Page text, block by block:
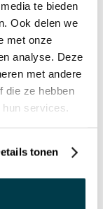
te bieden
Ook delen we
met onze
analyse. Deze
met andere
die ze hebben
services.
tonen
en vastberaden
we om ons
doel voor u en de
selecteren en
en het leven